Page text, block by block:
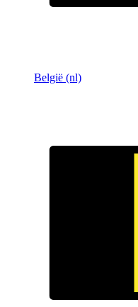
België (nl)